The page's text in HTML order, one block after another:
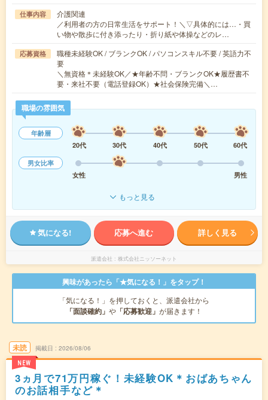
仕事内容
介護関連
／利用者の方の日常生活をサポート！＼▽具体的には…・買
い物や散歩に付き添ったり・折り紙や体操などのレ…
応募資格
職種未経験OK / ブランクOK / パソコンスキル不要 / 英語力不
要
＼無資格＊未経験OK／★年齢不問・ブランクOK★履歴書不
要・来社不要（電話登録OK）★社会保険完備＼…
職場の雰囲気
年齢層
20代
30代 40代 50代
60代
男女比率
女性
男性
もっと見る
気になる! 応募へ進む 詳しく見る
派遣会社 株式会社ニッソーネット
興味があったら「★気になる！」をタップ！
「気になる！」を押しておくと、派遣会社から
「面談確約」 や 「応募歓迎」 が届きます！
未読
NEW
掲載日 2026/08/06
3ヵ月で71万円稼ぐ！未経験OK＊おばあちゃん
のお話相手など＊